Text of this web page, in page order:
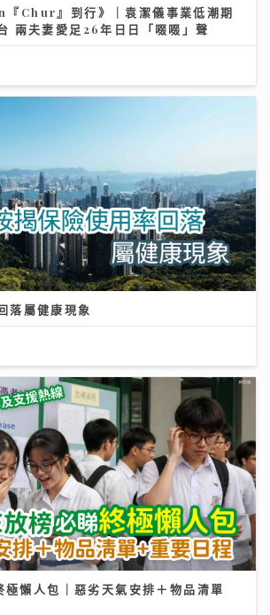
『Chur』到行》｜袁潔儀事業低潮期
兩夫妻愛足26年日日「啜啜」聲
落屬健康現象
懶人包｜惡劣天氣安排＋物品清單